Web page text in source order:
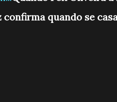
confirma quando se